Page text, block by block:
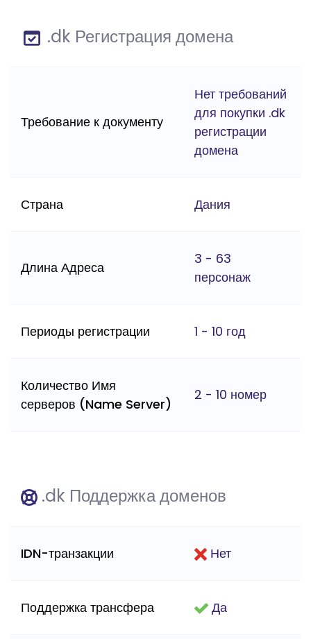
.dk Регистрация домена
Требование к документу
Нет требований
для покупки .dk
регистрации
домена
Страна Дания
Длина Адреса
3 - 63
персонаж
Периоды регистрации 1 - 10 год
Количество Имя
серверов (Name Server)
2 - 10 номер
.dk Поддержка доменов
IDN-транзакции Нет
Поддержка трансфера Да